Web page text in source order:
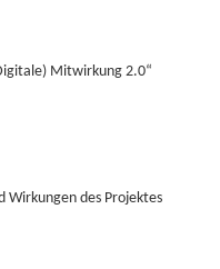
Mitwirkung 2.0“
des Projektes